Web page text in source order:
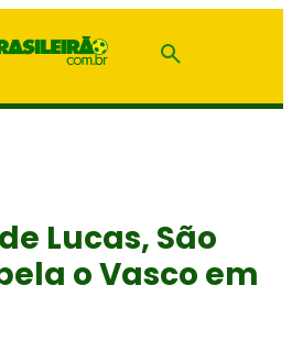
Lucas, São
o Vasco em